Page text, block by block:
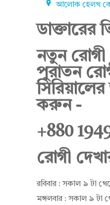
হ
বু
ব
আ
ল
আলোক হেলথ
ডাক্তারের
নতুন রোগী
পুরাতন
করুন -
+880
রোগী
রবিবার : সকাল ৯ টা
মঙ্গলবার : সকাল ৯ টা